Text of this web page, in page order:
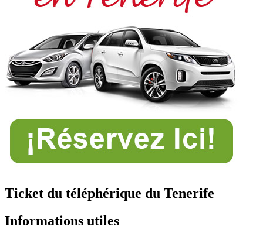
Ticket du téléphérique du Tenerife
Informations utiles